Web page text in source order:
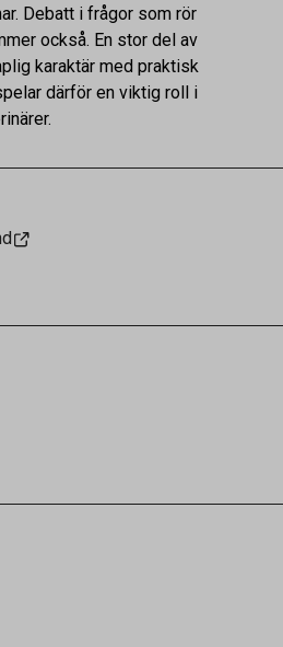
Debatt i frågor som rör
också. En stor del av
karaktär med praktisk
därför en viktig roll i